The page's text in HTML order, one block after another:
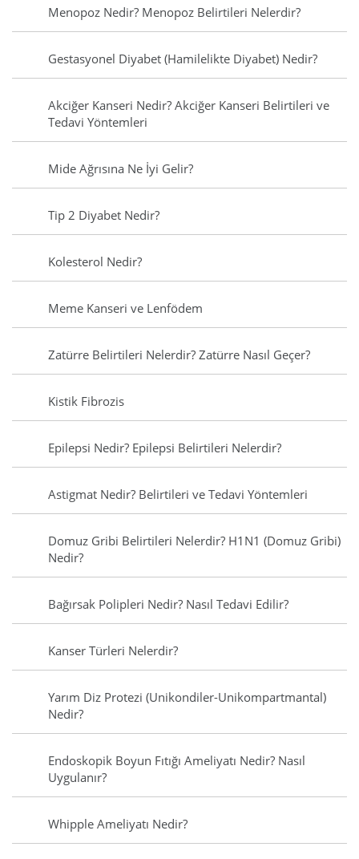
Menopoz Nedir? Menopoz Belirtileri Nelerdir?
Gestasyonel Diyabet (Hamilelikte Diyabet) Nedir?
Akciğer Kanseri Nedir? Akciğer Kanseri Belirtileri ve
Tedavi Yöntemleri
Mide Ağrısına Ne İyi Gelir?
Tip 2 Diyabet Nedir?
Kolesterol Nedir?
Meme Kanseri ve Lenfödem
Zatürre Belirtileri Nelerdir? Zatürre Nasıl Geçer?
Kistik Fibrozis
Epilepsi Nedir? Epilepsi Belirtileri Nelerdir?
Astigmat Nedir? Belirtileri ve Tedavi Yöntemleri
Domuz Gribi Belirtileri Nelerdir? H1N1 (Domuz Gribi)
Nedir?
Bağırsak Polipleri Nedir? Nasıl Tedavi Edilir?
Kanser Türleri Nelerdir?
Yarım Diz Protezi (Unikondiler-Unikompartmantal)
Nedir?
Endoskopik Boyun Fıtığı Ameliyatı Nedir? Nasıl
Uygulanır?
Whipple Ameliyatı Nedir?